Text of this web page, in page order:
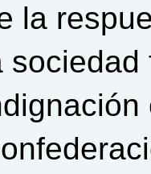
la
sociedad